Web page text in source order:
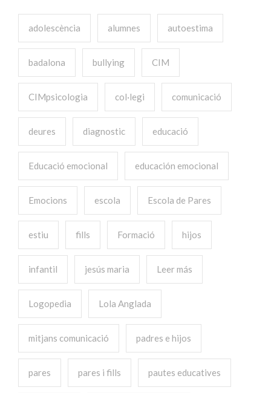
adolescència alumnes autoestima
badalona bullying CIM
CIMpsicologia col·legi comunicació
deures diagnostic educació
Educació emocional educación emocional
Emocions escola Escola de Pares
estiu fills Formació hijos
infantil jesús maria Leer más
Logopedia Lola Anglada
mitjans comunicació padres e hijos
pares pares i fills pautes educatives